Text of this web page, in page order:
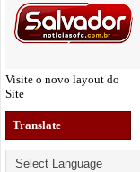
Visite o novo layout do
Site
Translate